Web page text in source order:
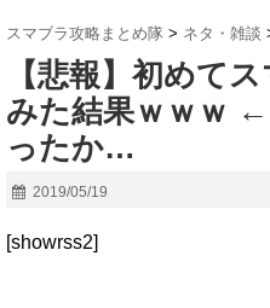
スマブラ攻略まとめ隊 > ネタ・雑談
【悲報】初めて
みた結果ｗｗｗ
ったか…
2019/05/19
[showrss2]